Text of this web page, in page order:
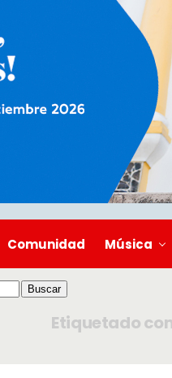
Comunidad Música
Etiquetado